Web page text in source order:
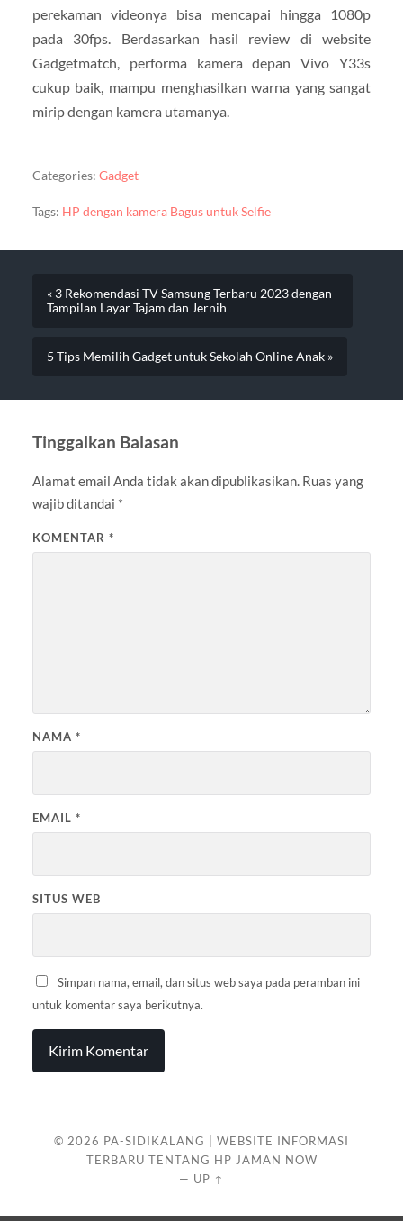
perekaman videonya bisa mencapai hingga 1080p
pada 30fps. Berdasarkan hasil review di website
Gadgetmatch, performa kamera depan Vivo Y33s
cukup baik, mampu menghasilkan warna yang sangat
mirip dengan kamera utamanya.
Categories: Gadget
Tags: HP dengan kamera Bagus untuk Selfie
« 3 Rekomendasi TV Samsung Terbaru 2023 dengan
Tampilan Layar Tajam dan Jernih
5 Tips Memilih Gadget untuk Sekolah Online Anak »
Tinggalkan Balasan
Alamat email Anda tidak akan dipublikasikan. Ruas yang
wajib ditandai *
KOMENTAR *
NAMA *
EMAIL *
SITUS WEB
Simpan nama, email, dan situs web saya pada peramban ini
untuk komentar saya berikutnya.
© 2026 PA-SIDIKALANG | WEBSITE INFORMASI
TERBARU TENTANG HP JAMAN NOW
— UP ↑